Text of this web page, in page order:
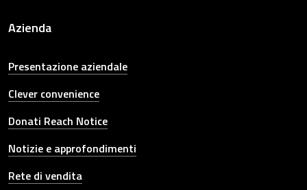
Azienda
Presentazione aziendale
Clever convenience
Donati Reach Notice
Notizie e approfondimenti
Rete di vendita